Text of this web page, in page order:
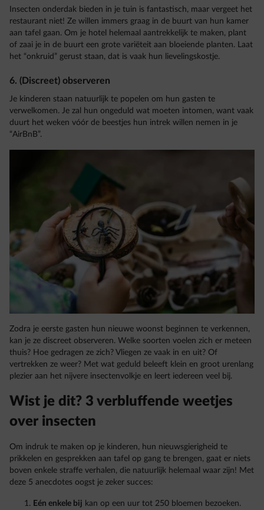
Insecten onderdak bieden in je tuin is fantastisch, maar vergeet het
restaurant niet! Ze willen immers graag in de buurt van hun kamer
aan tafel gaan. Om je hotel helemaal aantrekkelijk te maken, plant
of zaai je in de buurt een grote variëteit aan bloeiende planten. Laat
het “onkruid” gerust staan, dat is vaak hun lievelingskostje.
6. (Discreet) observeren
Je kinderen staan natuurlijk te popelen om hun gasten te
verwelkomen. Je zal hun ongeduld wat moeten intomen, want vaak
duurt het weken vóór de beestjes hun intrek willen nemen in je
“AirBnB”.
Zodra je eerste gasten hun nieuwe woonst beginnen te verkennen,
kan je ze discreet observeren. Welke soorten voelen zich er meteen
thuis? Hoe gedragen ze zich? Vliegen ze vaak in en uit? Of
vertrekken ze weer? Met wat geduld beleeft klein en groot urenlang
plezier aan het nijvere insectenvolkje en leert iedereen veel bij.
Wist je dit? 3 verbluffende weetjes
over insecten
Om indruk te maken op je kinderen, hun nieuwsgierigheid te
prikkelen en gesprekken aan tafel op gang te brengen, gaat er niets
boven enkele straffe verhalen, die natuurlijk helemaal waar zijn! Met
deze 5 anecdotes oogst je zeker succes:
Eén enkele bij kan op een uur tot 250 bloemen bezoeken.